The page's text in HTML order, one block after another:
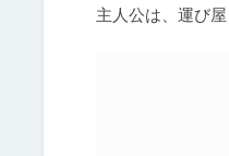
主人公は、運び